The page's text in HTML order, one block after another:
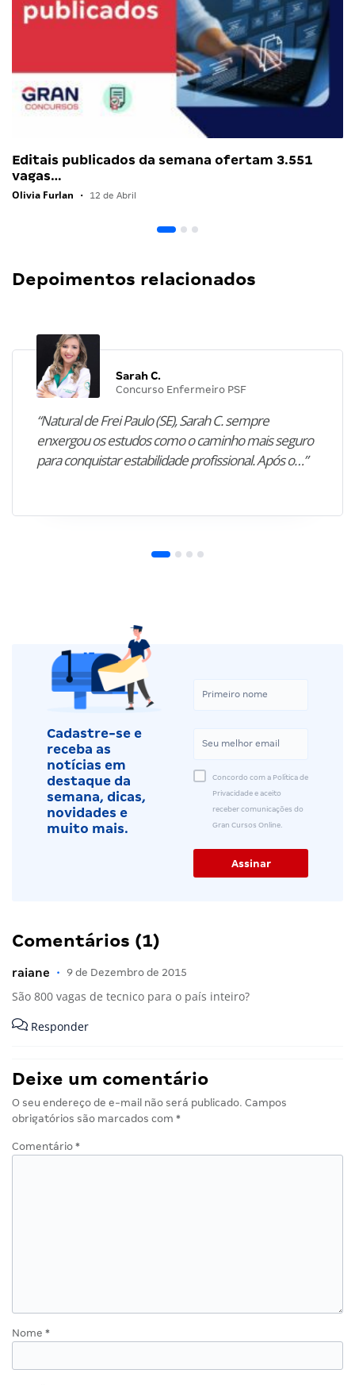
Editais publicados da semana ofertam 3.551
vagas…
Olivia Furlan • 12 de Abril
Depoimentos relacionados
Sarah C.
Concurso Enfermeiro PSF
“Natural de Frei Paulo (SE), Sarah C. sempre
enxergou os estudos como o caminho mais seguro
para conquistar estabilidade profissional. Após o…”
Cadastre-se e
receba as
notícias em
destaque da
semana, dicas,
novidades e
muito mais.
Concordo com a Política de
Privacidade e aceito
receber comunicações do
Gran Cursos Online.
Comentários (1)
raiane • 9 de Dezembro de 2015
São 800 vagas de tecnico para o país inteiro?
Responder
Deixe um comentário
O seu endereço de e-mail não será publicado. Campos
obrigatórios são marcados com *
Comentário *
Nome *